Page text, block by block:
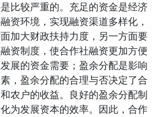
比较严重的。充足的资金是经济
资环境，实现融资渠道多样化，
加大财政扶持力度，另一方面要
资制度，使合作社融资更加方便
展的资金需要；盈余分配是影响
，盈余分配的合理与否决定了合
农户的收益。良好的盈余分配制
为发展资本的效率。因此，合作